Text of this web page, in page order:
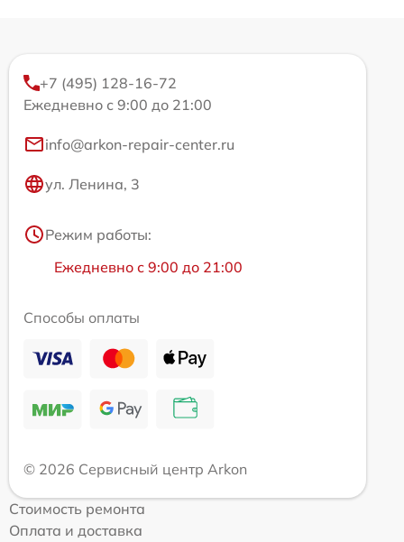
+7 (495) 128-16-72
Ежедневно с 9:00 до 21:00
info@arkon-repair-center.ru
ул. Ленина, 3
Режим работы:
Ежедневно с 9:00 до 21:00
Способы оплаты
© 2026 Сервисный центр Arkon
Стоимость ремонта
Оплата и доставка